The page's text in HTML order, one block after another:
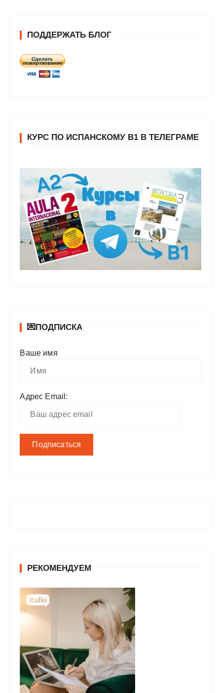
ПОДДЕРЖАТЬ БЛОГ
КУРС ПО ИСПАНСКОМУ В1 В ТЕЛЕГРАМЕ
💌ПОДПИСКА
Ваше имя
Адрес Email:
РЕКОМЕНДУЕМ